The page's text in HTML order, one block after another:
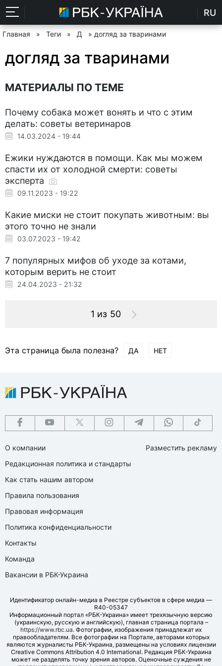
RU
Главная » Теги » Д » догляд за тваринами
догляд за тваринами
МАТЕРИАЛЫ ПО ТЕМЕ
Почему собака может вонять и что с этим
делать: советы ветеринаров
14.03.2024 - 19:44
Ежики нуждаются в помощи. Как мы можем
спасти их от холодной смерти: советы
эксперта
09.11.2023 - 19:22
Какие миски не стоит покупать животным: вы
этого точно не знали
03.07.2023 - 19:42
7 популярных мифов об уходе за котами,
которым верить не стоит
24.04.2023 - 21:32
1 из 50
Эта страница была полезна? ДА НЕТ
О компании
Редакционная политика и стандарты
Как стать нашим автором
Правила пользования
Правовая информация
Политика конфиденциальности
Контакты
Команда
Вакансии в РБК-Украина
Разместить рекламу
Идентификатор онлайн-медиа в Реестре субъектов в сфере медиа —
R40-05347
Информационный портал «РБК-Украина» имеет трехязычную версию
(украинскую, русскую и английскую), главная страница портала –
https://www.rbc.ua. Фотографии, изображения принадлежат их
правообладателям. Все фотографии на Портале, авторами которых
являются журналисты РБК-Украина, размещены на условиях лицензии
Creative Commons Attribution 4.0 International. Редакция РБК-Украина
может не разделять точку зрения авторов. Оценочные суждения не